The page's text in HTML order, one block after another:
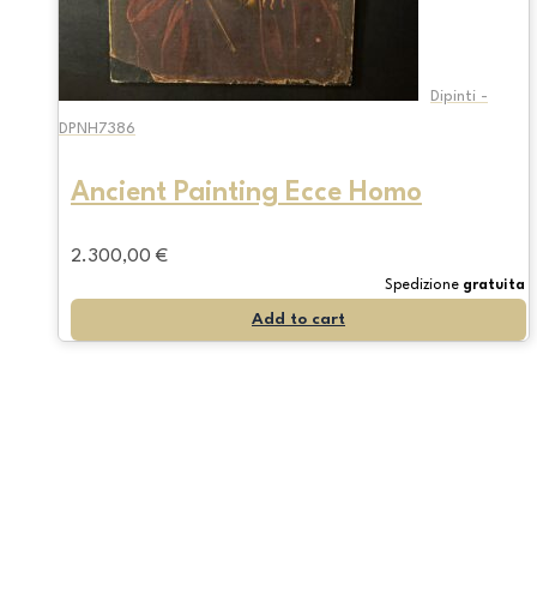
Dipinti -
DPNH7386
Ancient Painting Ecce Homo
2.300,00 €
Spedizione gratuita
Add to cart